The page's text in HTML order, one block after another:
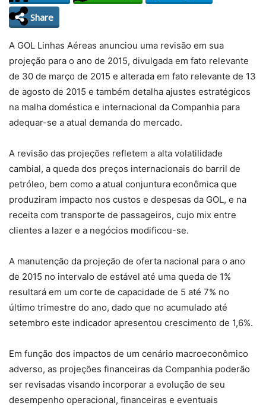
Share
A GOL Linhas Aéreas anunciou uma revisão em sua
projeção para o ano de 2015, divulgada em fato relevante
de 30 de março de 2015 e alterada em fato relevante de 13
de agosto de 2015 e também detalha ajustes estratégicos
na malha doméstica e internacional da Companhia para
adequar-se a atual demanda do mercado.
A revisão das projeções refletem a alta volatilidade
cambial, a queda dos preços internacionais do barril de
petróleo, bem como a atual conjuntura econômica que
produziram impacto nos custos e despesas da GOL, e na
receita com transporte de passageiros, cujo mix entre
clientes a lazer e a negócios modificou-se.
A manutenção da projeção de oferta nacional para o ano
de 2015 no intervalo de estável até uma queda de 1%
resultará em um corte de capacidade de 5 até 7% no
último trimestre do ano, dado que no acumulado até
setembro este indicador apresentou crescimento de 1,6%.
Em função dos impactos de um cenário macroeconômico
adverso, as projeções financeiras da Companhia poderão
ser revisadas visando incorporar a evolução de seu
desempenho operacional, financeiras e eventuais